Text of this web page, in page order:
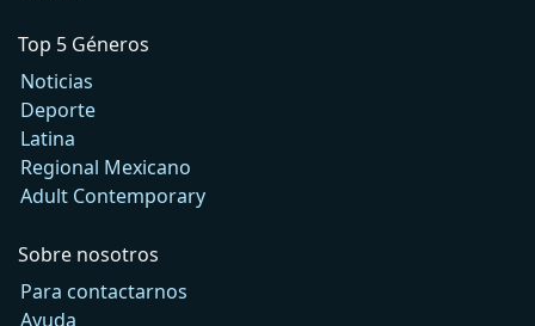
Top 5 Géneros
Noticias
Deporte
Latina
Regional Mexicano
Adult Contemporary
Sobre nosotros
Para contactarnos
Ayuda